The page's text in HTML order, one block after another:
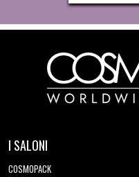
I SALONI
COSMOPACK